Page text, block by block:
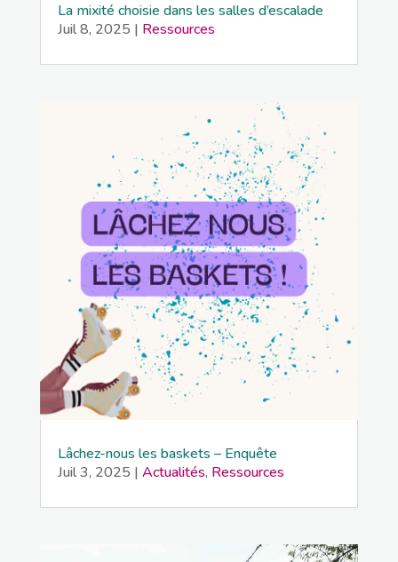
La mixité choisie dans les salles d’escalade
Juil 8, 2025 | Ressources
Lâchez-nous les baskets – Enquête
Juil 3, 2025 | Actualités, Ressources